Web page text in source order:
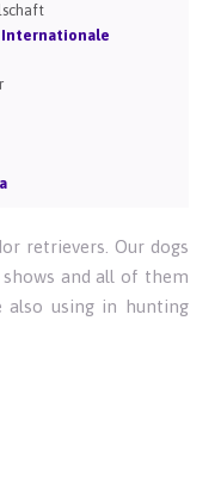
Internationale
retrievers. Our dogs
and all of them
also using in hunting